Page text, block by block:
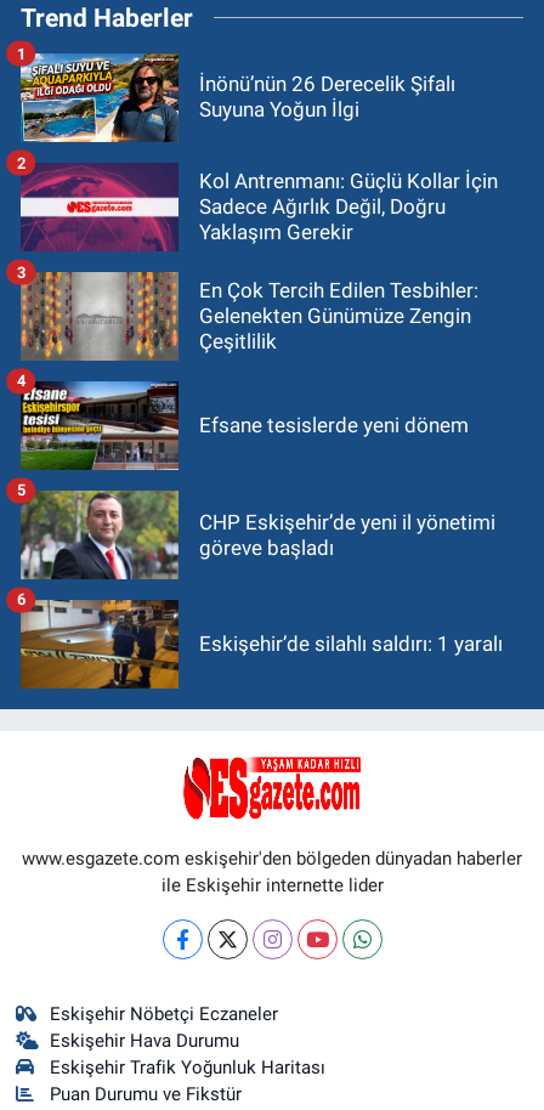
Trend Haberler
İnönü’nün 26 Derecelik Şifalı
Suyuna Yoğun İlgi
1
Kol Antrenmanı: Güçlü Kollar İçin
Sadece Ağırlık Değil, Doğru
Yaklaşım Gerekir
2
En Çok Tercih Edilen Tesbihler:
Gelenekten Günümüze Zengin
Çeşitlilik
3
Efsane tesislerde yeni dönem
4
CHP Eskişehir’de yeni il yönetimi
göreve başladı
5
Eskişehir’de silahlı saldırı: 1 yaralı
6
www.esgazete.com eskişehir'den bölgeden dünyadan haberler
ile Eskişehir internette lider
Eskişehir Nöbetçi Eczaneler
Eskişehir Hava Durumu
Eskişehir Trafik Yoğunluk Haritası
Puan Durumu ve Fikstür